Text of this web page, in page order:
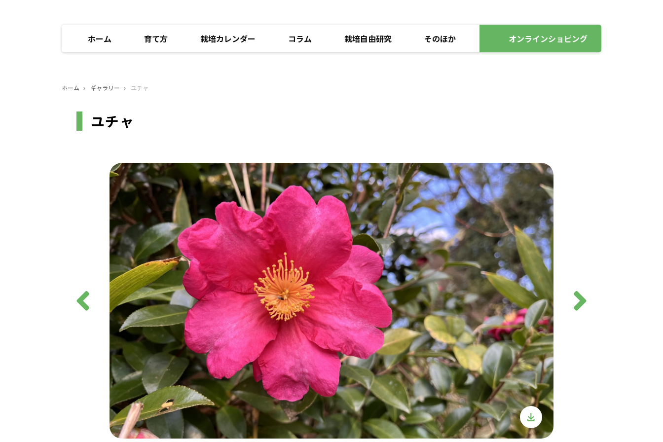
ホーム 育て方 栽培カレンダー コラム 栽培自由研究 そのほか オンラインショピング
ホーム ギャラリー ユチャ
ユチャ